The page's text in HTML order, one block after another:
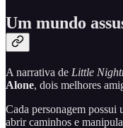
Um mundo
A narrativa de Little
Alone, dois melhores
Cada personagem possui
abrir caminhos e